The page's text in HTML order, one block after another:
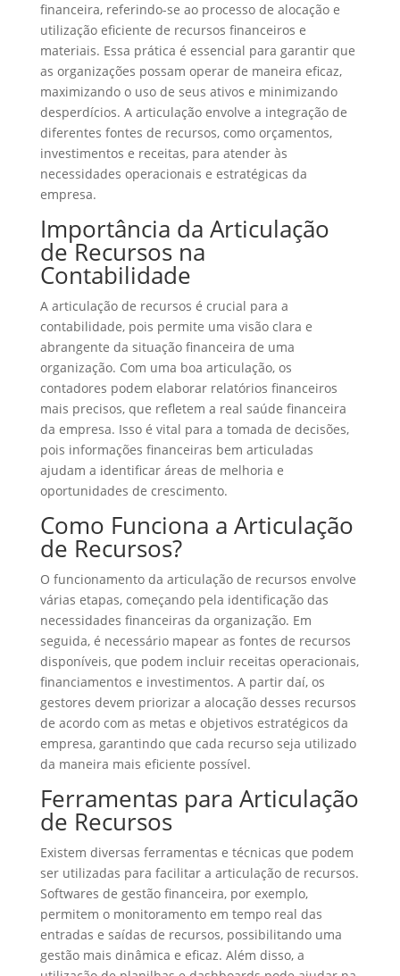
financeira, referindo-se ao processo de alocação e
utilização eficiente de recursos financeiros e
materiais. Essa prática é essencial para garantir que
as organizações possam operar de maneira eficaz,
maximizando o uso de seus ativos e minimizando
desperdícios. A articulação envolve a integração de
diferentes fontes de recursos, como orçamentos,
investimentos e receitas, para atender às
necessidades operacionais e estratégicas da
empresa.
Importância da Articulação
de Recursos na
Contabilidade
A articulação de recursos é crucial para a
contabilidade, pois permite uma visão clara e
abrangente da situação financeira de uma
organização. Com uma boa articulação, os
contadores podem elaborar relatórios financeiros
mais precisos, que refletem a real saúde financeira
da empresa. Isso é vital para a tomada de decisões,
pois informações financeiras bem articuladas
ajudam a identificar áreas de melhoria e
oportunidades de crescimento.
Como Funciona a Articulação
de Recursos?
O funcionamento da articulação de recursos envolve
várias etapas, começando pela identificação das
necessidades financeiras da organização. Em
seguida, é necessário mapear as fontes de recursos
disponíveis, que podem incluir receitas operacionais,
financiamentos e investimentos. A partir daí, os
gestores devem priorizar a alocação desses recursos
de acordo com as metas e objetivos estratégicos da
empresa, garantindo que cada recurso seja utilizado
da maneira mais eficiente possível.
Ferramentas para Articulação
de Recursos
Existem diversas ferramentas e técnicas que podem
ser utilizadas para facilitar a articulação de recursos.
Softwares de gestão financeira, por exemplo,
permitem o monitoramento em tempo real das
entradas e saídas de recursos, possibilitando uma
gestão mais dinâmica e eficaz. Além disso, a